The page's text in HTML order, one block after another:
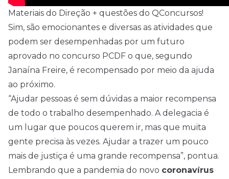
Materiais do Direção + questões do QConcursos!
Sim, são emocionantes e diversas as atividades que
podem ser desempenhadas por um futuro
aprovado no concurso PCDF o que, segundo
Janaína Freire, é recompensado por meio da ajuda
ao próximo.
“Ajudar pessoas é sem dúvidas a maior recompensa
de todo o trabalho desempenhado. A delegacia é
um lugar que poucos querem ir, mas que muita
gente precisa às vezes. Ajudar a trazer um pouco
mais de justiça é uma grande recompensa”, pontua.
Lembrando que a pandemia do novo coronavírus